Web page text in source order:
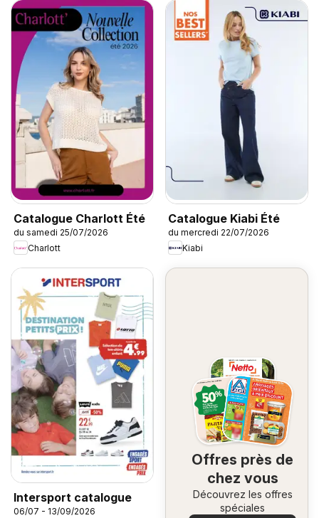
Catalogue Charlott Été
du samedi 25/07/2026
Charlott
Catalogue Kiabi Été
du mercredi 22/07/2026
Kiabi
Intersport catalogue
06/07 - 13/09/2026
Offres près de
chez vous
Découvrez les offres
spéciales